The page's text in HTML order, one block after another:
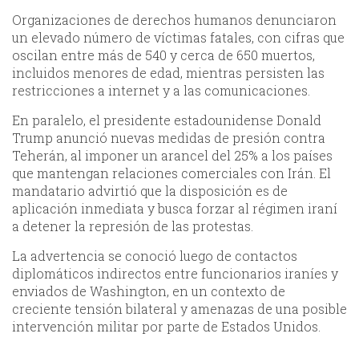
Organizaciones de derechos humanos denunciaron
un elevado número de víctimas fatales, con cifras que
oscilan entre más de 540 y cerca de 650 muertos,
incluidos menores de edad, mientras persisten las
restricciones a internet y a las comunicaciones.
En paralelo, el presidente estadounidense Donald
Trump anunció nuevas medidas de presión contra
Teherán, al imponer un arancel del 25% a los países
que mantengan relaciones comerciales con Irán. El
mandatario advirtió que la disposición es de
aplicación inmediata y busca forzar al régimen iraní
a detener la represión de las protestas.
La advertencia se conoció luego de contactos
diplomáticos indirectos entre funcionarios iraníes y
enviados de Washington, en un contexto de
creciente tensión bilateral y amenazas de una posible
intervención militar por parte de Estados Unidos.